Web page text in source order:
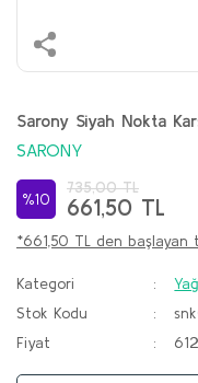
Sarony Siyah Nokta
SARONY
%10
735,00 TL
661,50 TL
*661,50 TL den başlayan
Kategori
Stok Kodu
Fiyat